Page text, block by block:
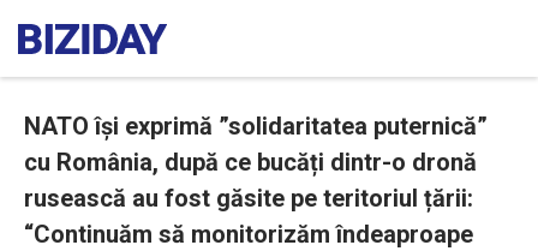
NATO își exprimă ”solidaritatea puternică”
cu România, după ce bucăți dintr-o dronă
rusească au fost găsite pe teritoriul țării:
“Continuăm să monitorizăm îndeaproape